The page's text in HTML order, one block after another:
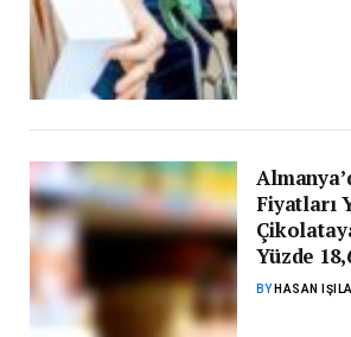
Fiyatları
Yüzde
BY HASAN